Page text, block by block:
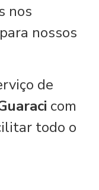
nos
nossos
de
com
todo o